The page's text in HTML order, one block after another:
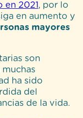
en 2021, por lo
en aumento y
mayores
son
ha sido
del
de la vida.